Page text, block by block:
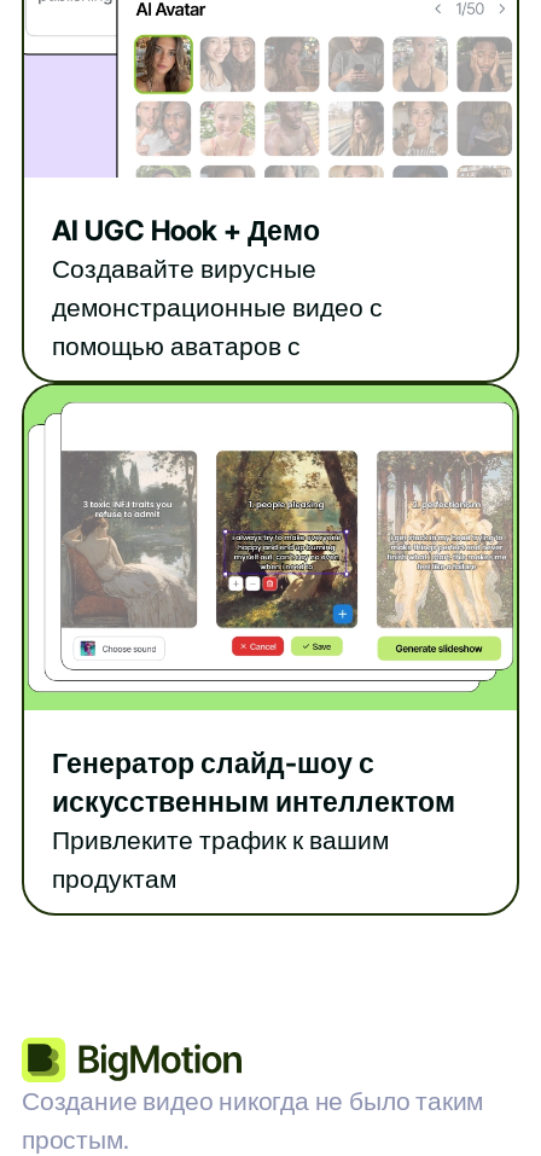
AI UGC Hook + Демо
Создавайте вирусные
демонстрационные видео с
помощью аватаров с
искусственным интеллектом
Генератор слайд-шоу с
искусственным интеллектом
Привлеките трафик к вашим
продуктам
Создание видео никогда не было таким
простым.